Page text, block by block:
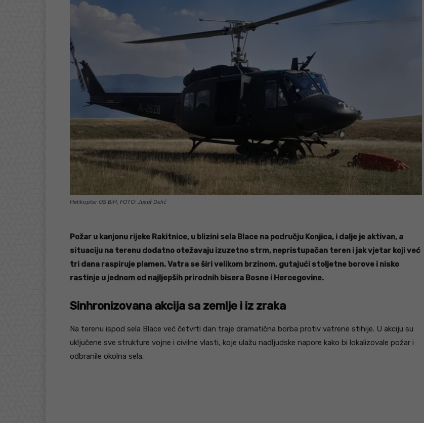
Helikopter OS BiH, FOTO: Jusuf Delić
Požar u kanjonu rijeke Rakitnice, u blizini sela Blace na području Konjica, i dalje je aktivan, a
situaciju na terenu dodatno otežavaju izuzetno strm, nepristupačan teren i jak vjetar koji već
tri dana raspiruje plamen. Vatra se širi velikom brzinom, gutajući stoljetne borove i nisko
rastinje u jednom od najljepših prirodnih bisera Bosne i Hercegovine.
Sinhronizovana akcija sa zemlje i iz zraka
Na terenu ispod sela Blace već četvrti dan traje dramatična borba protiv vatrene stihije. U akciju su
uključene sve strukture vojne i civilne vlasti, koje ulažu nadljudske napore kako bi lokalizovale požar i
odbranile okolna sela.